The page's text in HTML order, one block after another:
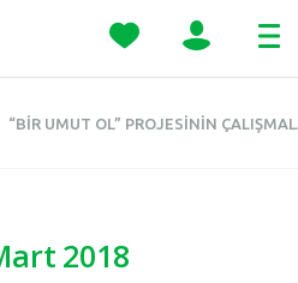
“BIR UMUT OL” PROJESININ
2018